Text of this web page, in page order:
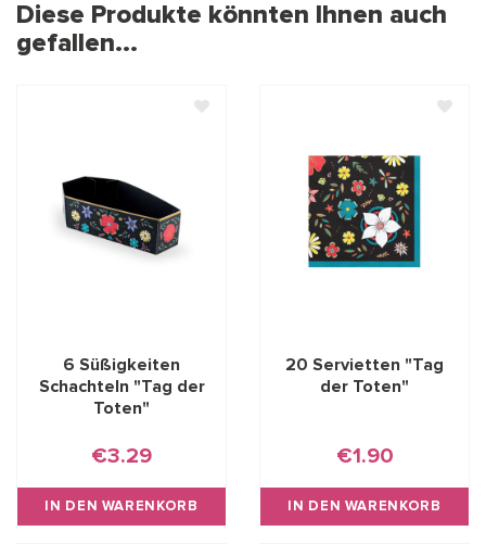
Diese Produkte könnten Ihnen auch
gefallen...
6 Süßigkeiten
Schachteln "Tag der
Toten"
€3.29
IN DEN WARENKORB
20 Servietten "Tag
der Toten"
€1.90
IN DEN WARENKORB